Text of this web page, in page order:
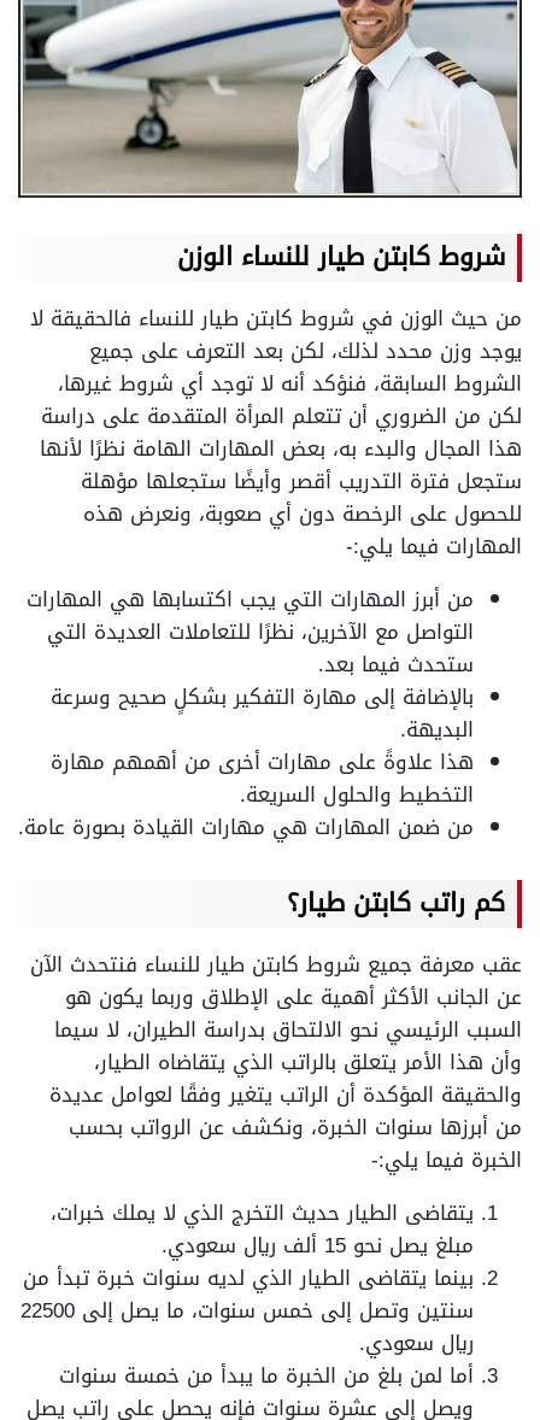
شروط كابتن طيار للنساء الوزن
من حيث الوزن في شروط كابتن طيار للنساء فالحقيقة لا
يوجد وزن محدد لذلك، لكن بعد التعرف على جميع
الشروط السابقة، فنؤكد أنه لا توجد أي شروط غيرها،
لكن من الضروري أن تتعلم المرأة المتقدمة على دراسة
هذا المجال والبدء به، بعض المهارات الهامة نظرًا لأنها
ستجعل فترة التدريب أقصر وأيضًا ستجعلها مؤهلة
للحصول على الرخصة دون أي صعوبة، ونعرض هذه
المهارات فيما يلي:-
من أبرز المهارات التي يجب اكتسابها هي المهارات
التواصل مع الآخرين، نظرًا للتعاملات العديدة التي
ستحدث فيما بعد.
بالإضافة إلى مهارة التفكير بشكلٍ صحيح وسرعة
البديهة.
هذا علاوةً على مهارات أخرى من أهمهم مهارة
التخطيط والحلول السريعة.
من ضمن المهارات هي مهارات القيادة بصورة عامة.
كم راتب كابتن طيار؟
عقب معرفة جميع شروط كابتن طيار للنساء فنتحدث الآن
عن الجانب الأكثر أهمية على الإطلاق وربما يكون هو
السبب الرئيسي نحو الالتحاق بدراسة الطيران، لا سيما
وأن هذا الأمر يتعلق بالراتب الذي يتقاضاه الطيار،
والحقيقة المؤكدة أن الراتب يتغير وفقًا لعوامل عديدة
من أبرزها سنوات الخبرة، ونكشف عن الرواتب بحسب
الخبرة فيما يلي:-
يتقاضى الطيار حديث التخرج الذي لا يملك خبرات،
مبلغ يصل نحو 15 ألف ريال سعودي.
بينما يتقاضى الطيار الذي لديه سنوات خبرة تبدأ من
سنتين وتصل إلى خمس سنوات، ما يصل إلى 22500
ريال سعودي.
أما لمن بلغ من الخبرة ما يبدأ من خمسة سنوات
ويصل إلى عشرة سنوات فإنه يحصل على راتب يصل